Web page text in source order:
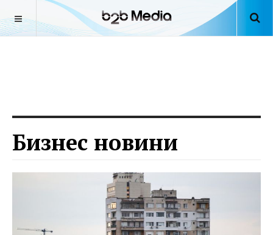
Бизнес новини